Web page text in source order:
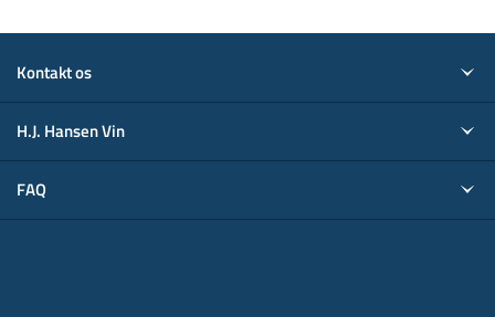
Kontakt os
H.J. Hansen Vin
FAQ